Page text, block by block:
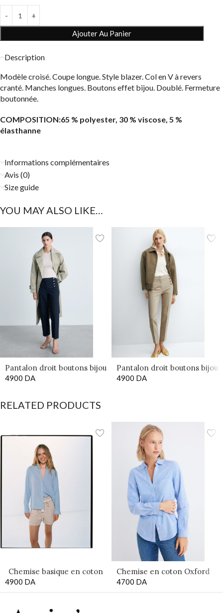
Ajouter Au Panier
Description
Modèle croisé. Coupe longue. Style blazer. Col en V à revers
cranté. Manches longues. Boutons effet bijou. Doublé. Fermeture
boutonnée.
COMPOSITION:65 % polyester, 30 % viscose, 5 %
élasthanne
Informations complémentaires
Avis (0)
Size guide
YOU MAY ALSO LIKE…
Pantalon droit boutons bijou
4900 DA
Pantalon droit boutons bijou
4900 DA
RELATED PRODUCTS
Chemise basique en coton
4900 DA
Chemise en coton Oxford
4700 DA